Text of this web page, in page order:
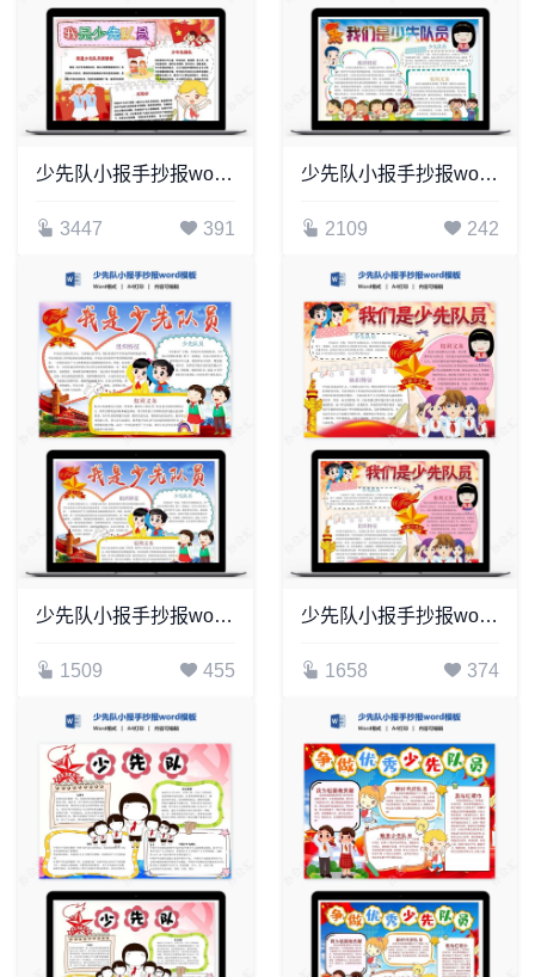
少先队小报手抄报word模板(6)
3447 391
少先队小报手抄报word模板(13)
2109 242
少先队小报手抄报word模板(17)
1509 455
少先队小报手抄报word模板(19)
1658 374